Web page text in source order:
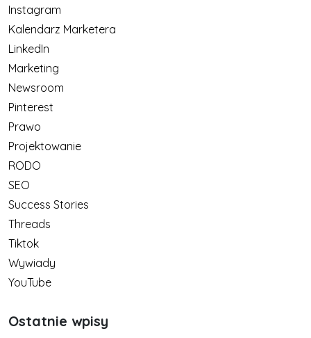
Instagram
Kalendarz Marketera
LinkedIn
Marketing
Newsroom
Pinterest
Prawo
Projektowanie
RODO
SEO
Success Stories
Threads
Tiktok
Wywiady
YouTube
Ostatnie wpisy